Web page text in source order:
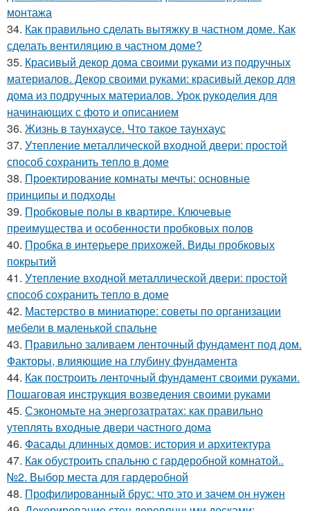
монтажа
34. Как правильно сделать вытяжку в частном доме. Как
сделать вентиляцию в частном доме?
35. Красивый декор дома своими руками из подручных
материалов. Декор своими руками: красивый декор для
дома из подручных материалов. Урок рукоделия для
начинающих с фото и описанием
36. Жизнь в таунхаусе. Что такое таунхаус
37. Утепление металлической входной двери: простой
способ сохранить тепло в доме
38. Проектирование комнаты мечты: основные
принципы и подходы
39. Пробковые полы в квартире. Ключевые
преимущества и особенности пробковых полов
40. Пробка в интерьере прихожей. Виды пробковых
покрытий
41. Утепление входной металлической двери: простой
способ сохранить тепло в доме
42. Мастерство в миниатюре: советы по организации
мебели в маленькой спальне
43. Правильно заливаем ленточный фундамент под дом.
Факторы, влияющие на глубину фундамента
44. Как построить ленточный фундамент своими руками.
Пошаговая инструкция возведения своими руками
45. Сэкономьте на энергозатратах: как правильно
утеплять входные двери частного дома
46. Фасады длинных домов: история и архитектура
47. Как обустроить спальню с гардеробной комнатой..
№2. Выбор места для гардеробной
48. Профилированный брус: что это и зачем он нужен